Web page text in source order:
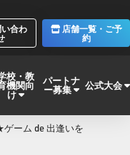
合わ
店舗一覧・ご予
約
校・教
機関向
け
パートナ
ー募集 公式大会
ーム de 出逢いを